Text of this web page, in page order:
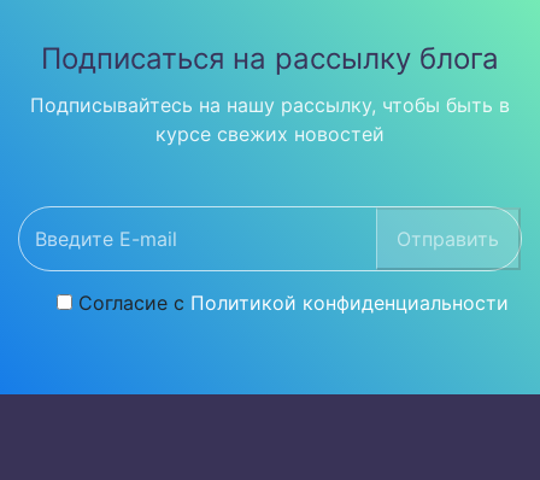
Подписаться на рассылку блога
Подписывайтесь на нашу рассылку, чтобы быть в
курсе свежих новостей
Отправить
Согласие с Политикой конфиденциальности